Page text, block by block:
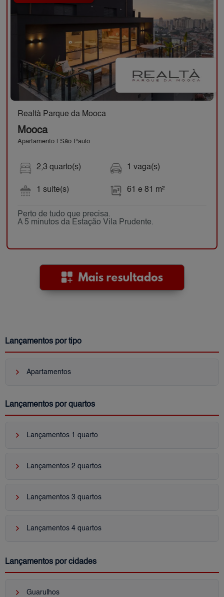
Realtà Parque da Mooca
Mooca
Apartamento | São Paulo
2,3 quarto(s)
1 suíte(s)
1 vaga(s)
61 e 81 m²
Perto de tudo que precisa.
A 5 minutos da Estação Vila Prudente.
Lançamentos por tipo
keyboard_arrow_right Apartamentos
Lançamentos por quartos
keyboard_arrow_right Lançamentos 1 quarto
keyboard_arrow_right Lançamentos 2 quartos
keyboard_arrow_right Lançamentos 3 quartos
keyboard_arrow_right Lançamentos 4 quartos
Lançamentos por cidades
keyboard_arrow_right Guarulhos